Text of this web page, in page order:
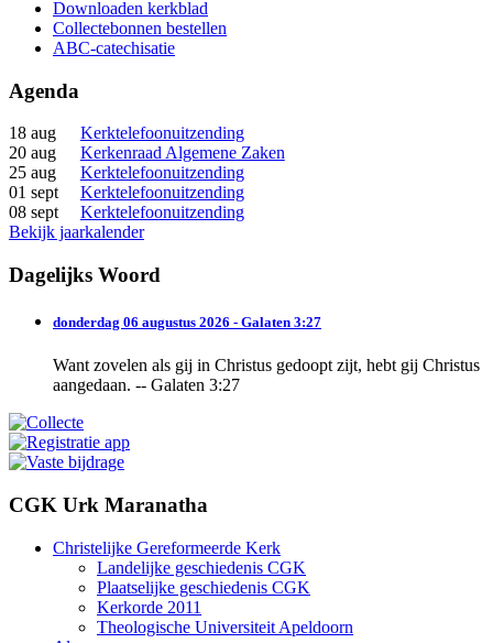
Downloaden kerkblad
Collectebonnen bestellen
ABC-catechisatie
Agenda
18 aug
Kerktelefoonuitzending
20 aug
Kerkenraad Algemene Zaken
25 aug
Kerktelefoonuitzending
01 sept
Kerktelefoonuitzending
08 sept
Kerktelefoonuitzending
Bekijk jaarkalender
Dagelijks Woord
donderdag 06 augustus 2026 - Galaten 3:27
Want zovelen als gij in Christus gedoopt zijt, hebt gij Christus
aangedaan. -- Galaten 3:27
CGK Urk Maranatha
Christelijke Gereformeerde Kerk
Landelijke geschiedenis CGK
Plaatselijke geschiedenis CGK
Kerkorde 2011
Theologische Universiteit Apeldoorn